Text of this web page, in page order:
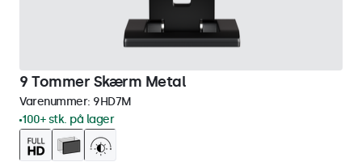
9 Tommer Skærm Metal
Varenummer: 9HD7M
100+ stk. på lager